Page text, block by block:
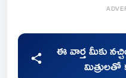
ఈ వార్త మీకు